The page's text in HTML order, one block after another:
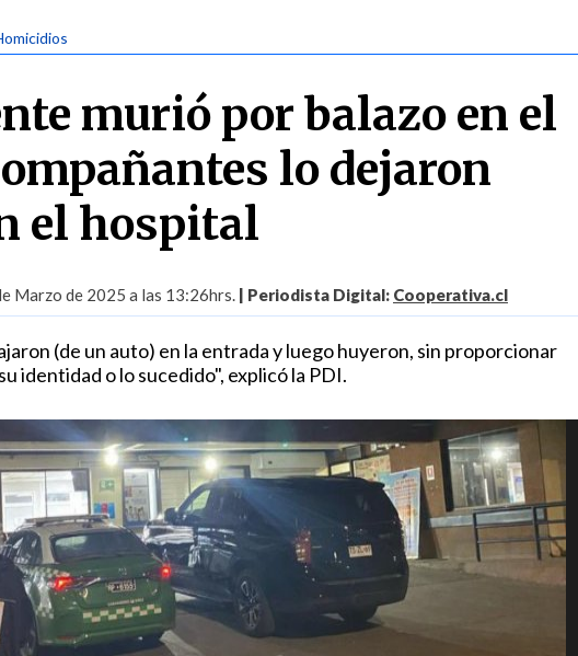
murió por balazo en el
lo dejaron
el hospital
Marzo de 2025 a las 13:26hrs. | Periodista Digital: Cooperativa.cl
(de un auto) en la entrada y luego huyeron, sin proporcionar
identidad o lo sucedido", explicó la PDI.